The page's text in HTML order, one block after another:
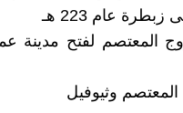
عام 223 هـ
المعتصم وثيوفيل